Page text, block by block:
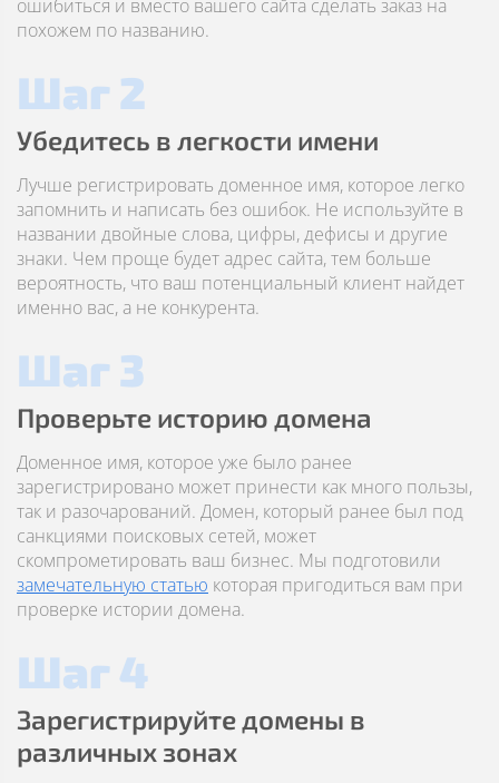
ошибиться и вместо вашего сайта сделать заказ на
похожем по названию.
Шаг 2
Убедитесь в легкости имени
Лучше регистрировать доменное имя, которое легко
запомнить и написать без ошибок. Не используйте в
названии двойные слова, цифры, дефисы и другие
знаки. Чем проще будет адрес сайта, тем больше
вероятность, что ваш потенциальный клиент найдет
именно вас, а не конкурента.
Шаг 3
Проверьте историю домена
Доменное имя, которое уже было ранее
зарегистрировано может принести как много пользы,
так и разочарований. Домен, который ранее был под
санкциями поисковых сетей, может
скомпрометировать ваш бизнес. Мы подготовили
замечательную статью которая пригодиться вам при
проверке истории домена.
Шаг 4
Зарегистрируйте домены в
различных зонах